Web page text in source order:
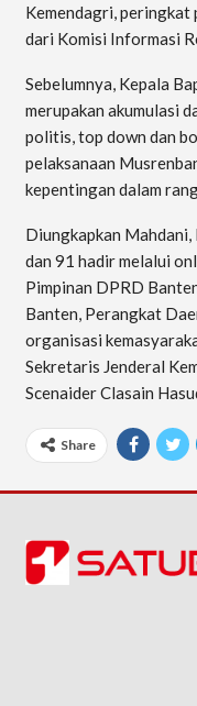
Kemendagri,
dari Komisi Informasi
Sebelumnya, Kepala
merupakan akumulasi
politis, top down dan
pelaksanaan
kepentingan dalam
Diungkapkan
dan 91 hadir melalui
Pimpinan DPRD
Banten, Perangkat
organisasi
Sekretaris Jenderal
Scenaider Clasain
Share